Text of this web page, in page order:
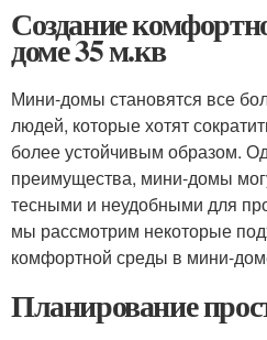
Создание
доме 35 м.кв
Мини-домы становятся все
людей, которые хотят
более устойчивым образом.
преимущества, мини-домы
тесными и неудобными для
мы рассмотрим некоторые
комфортной среды в мини-
Планирование